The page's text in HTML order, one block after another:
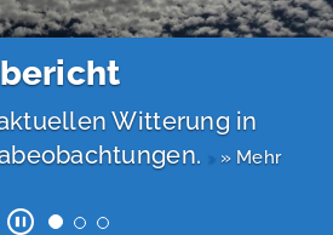
Witterung in
» Mehr